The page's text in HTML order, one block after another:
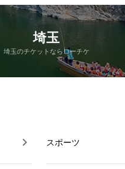
埼玉
埼玉のチケットならローチケ
スポーツ